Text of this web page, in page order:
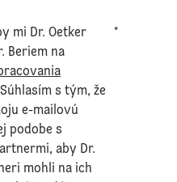
mi Dr. Oetker
Beriem na
s tým, že
e-mailovú
podobe s
aby Dr.
mohli na ich
*